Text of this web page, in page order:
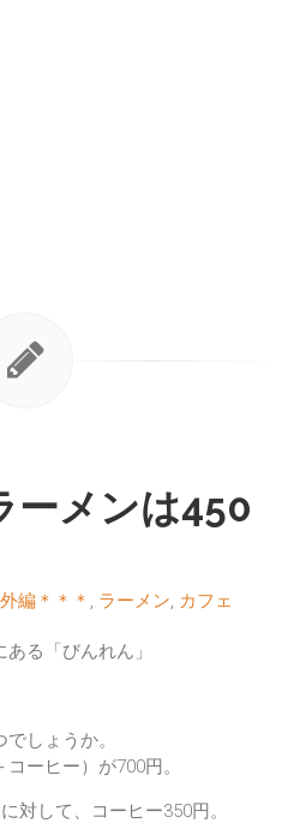
ーメンは450
編＊＊＊ , ラーメン, カフェ
る「びんれん」
しょうか。
ーヒー）が700円。
対して、コーヒー350円。